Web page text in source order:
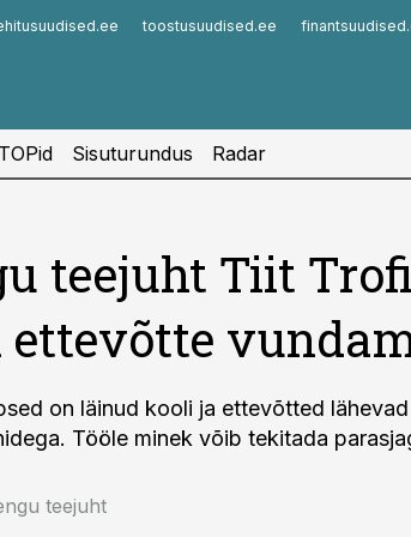
toostusuudised.ee
TOPid Sisuturundus Radar
teejuht Tiit
ettevõtte
on läinud kooli ja ettevõtted
Tööle minek võib tekitada
teejuht